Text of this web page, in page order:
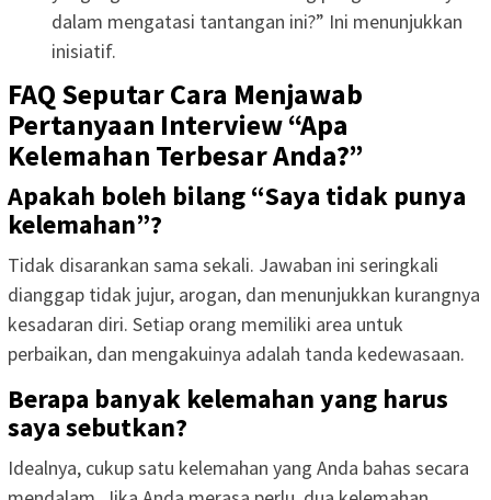
dalam mengatasi tantangan ini?” Ini menunjukkan
inisiatif.
FAQ Seputar Cara Menjawab
Pertanyaan Interview “Apa
Kelemahan Terbesar Anda?”
Apakah boleh bilang “Saya tidak punya
kelemahan”?
Tidak disarankan sama sekali. Jawaban ini seringkali
dianggap tidak jujur, arogan, dan menunjukkan kurangnya
kesadaran diri. Setiap orang memiliki area untuk
perbaikan, dan mengakuinya adalah tanda kedewasaan.
Berapa banyak kelemahan yang harus
saya sebutkan?
Idealnya, cukup satu kelemahan yang Anda bahas secara